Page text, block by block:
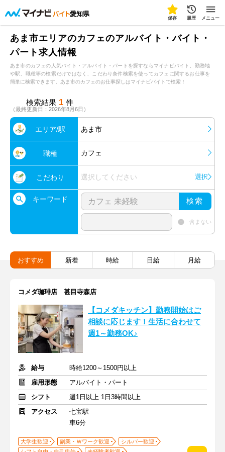
愛知県
保存 履歴 メニュー
あま市エリアのカフェのアルバイト・バイト・
パート求人情報
あま市のカフェの人気バイト・アルバイト・パートを探すならマイナビバイト。勤務地
や駅、職種等の検索だけではなく、こだわり条件検索を使ってカフェに関するお仕事を
簡単に検索できます。あま市のカフェのお仕事探しはマイナビバイトで検索！
検索結果 1 件
（最終更新日：2026年8月6日）
エリア/駅 あま市
職種 カフェ
こだわり 選択してください 選択
キーワード 検索
含まない
おすすめ 新着 時給 日給 月給
コメダ珈琲店 甚目寺森店
【コメダキッチン】勤務開始はご
相談に応じます！生活に合わせて
週1～勤務OK♪
給与
時給1200～1500円以上
雇用形態
アルバイト・パート
シフト
週1日以上 1日3時間以上
アクセス
七宝駅
車6分
大学生歓迎 副業・Ｗワーク歓迎
シルバー歓迎